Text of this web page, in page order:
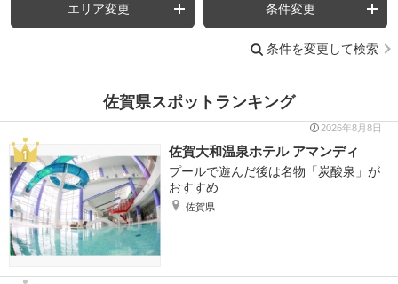
エリア変更 条件変更
条件を変更して検索
佐賀県スポットランキング
2026年8月8日
佐賀大和温泉ホテル アマンディ
プールで遊んだ後は名物「炭酸泉」が
おすすめ
佐賀県